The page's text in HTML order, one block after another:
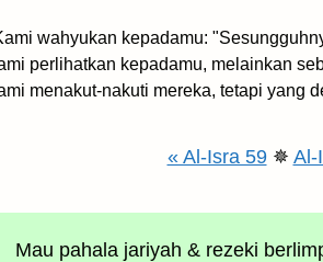
wahyukan kepadamu:
perlihatkan kepadamu, melainkan
menakut-nakuti mereka, tetapi yang
« Al-Isra 59✵ Al-
Mau pahala jariyah & rezeki